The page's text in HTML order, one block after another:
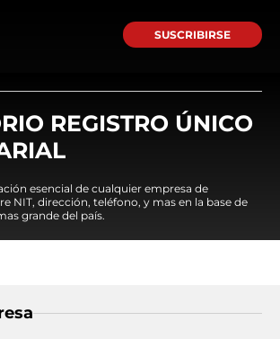
SUSCRIBIRSE
REGISTRO ÚNICO
esencial de cualquier empresa de
NIT, dirección, teléfono, y mas en la base de
grande del país.